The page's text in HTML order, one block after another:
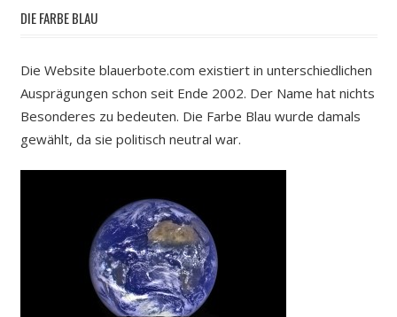
DIE FARBE BLAU
Die Website blauerbote.com existiert in unterschiedlichen
Ausprägungen schon seit Ende 2002. Der Name hat nichts
Besonderes zu bedeuten. Die Farbe Blau wurde damals
gewählt, da sie politisch neutral war.